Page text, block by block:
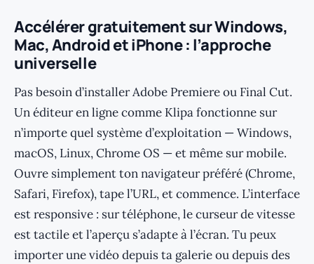
Accélérer gratuitement sur Windows,
Mac, Android et iPhone : l’approche
universelle
Pas besoin d’installer Adobe Premiere ou Final Cut.
Un éditeur en ligne comme Klipa fonctionne sur
n’importe quel système d’exploitation — Windows,
macOS, Linux, Chrome OS — et même sur mobile.
Ouvre simplement ton navigateur préféré (Chrome,
Safari, Firefox), tape l’URL, et commence. L’interface
est responsive : sur téléphone, le curseur de vitesse
est tactile et l’aperçu s’adapte à l’écran. Tu peux
importer une vidéo depuis ta galerie ou depuis des